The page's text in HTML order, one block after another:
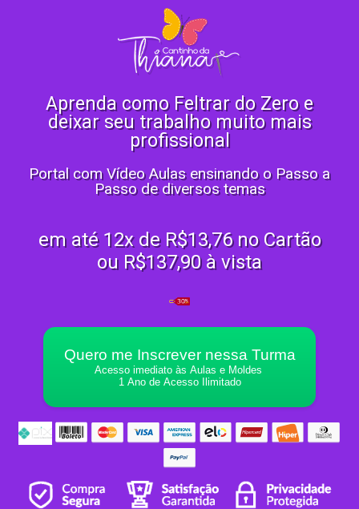
Aprenda como Feltrar do Zero e
deixar seu trabalho muito mais
profissional
Portal com Vídeo Aulas ensinando o Passo a
Passo de diversos temas
em até 12x de R$13,76 no Cartão
ou R$137,90 à vista
Quero me Inscrever nessa Turma
Acesso imediato às Aulas e Moldes
1 Ano de Acesso Ilimitado